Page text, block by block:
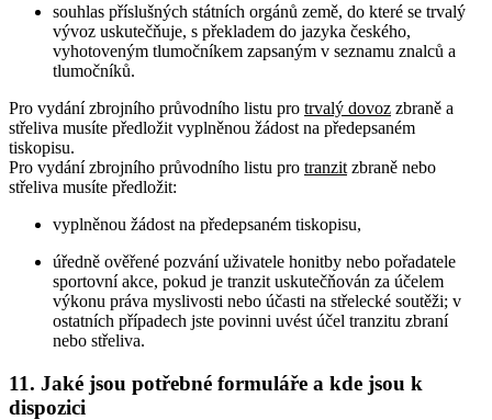
souhlas příslušných státních orgánů země, do které se trvalý
vývoz uskutečňuje, s překladem do jazyka českého,
vyhotoveným tlumočníkem zapsaným v seznamu znalců a
tlumočníků.
Pro vydání zbrojního průvodního listu pro trvalý dovoz zbraně a
střeliva musíte předložit vyplněnou žádost na předepsaném
tiskopisu.
Pro vydání zbrojního průvodního listu pro tranzit zbraně nebo
střeliva musíte předložit:
vyplněnou žádost na předepsaném tiskopisu,
úředně ověřené pozvání uživatele honitby nebo pořadatele
sportovní akce, pokud je tranzit uskutečňován za účelem
výkonu práva myslivosti nebo účasti na střelecké soutěži; v
ostatních případech jste povinni uvést účel tranzitu zbraní
nebo střeliva.
11. Jaké jsou potřebné formuláře a kde jsou k
dispozici